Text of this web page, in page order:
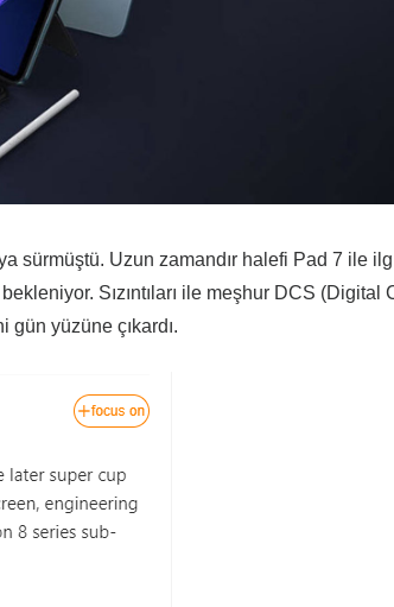
sürmüştü. Uzun zamandır halefi Pad 7 ile
Sızıntıları ile meşhur DCS (Digital
gün yüzüne çıkardı.